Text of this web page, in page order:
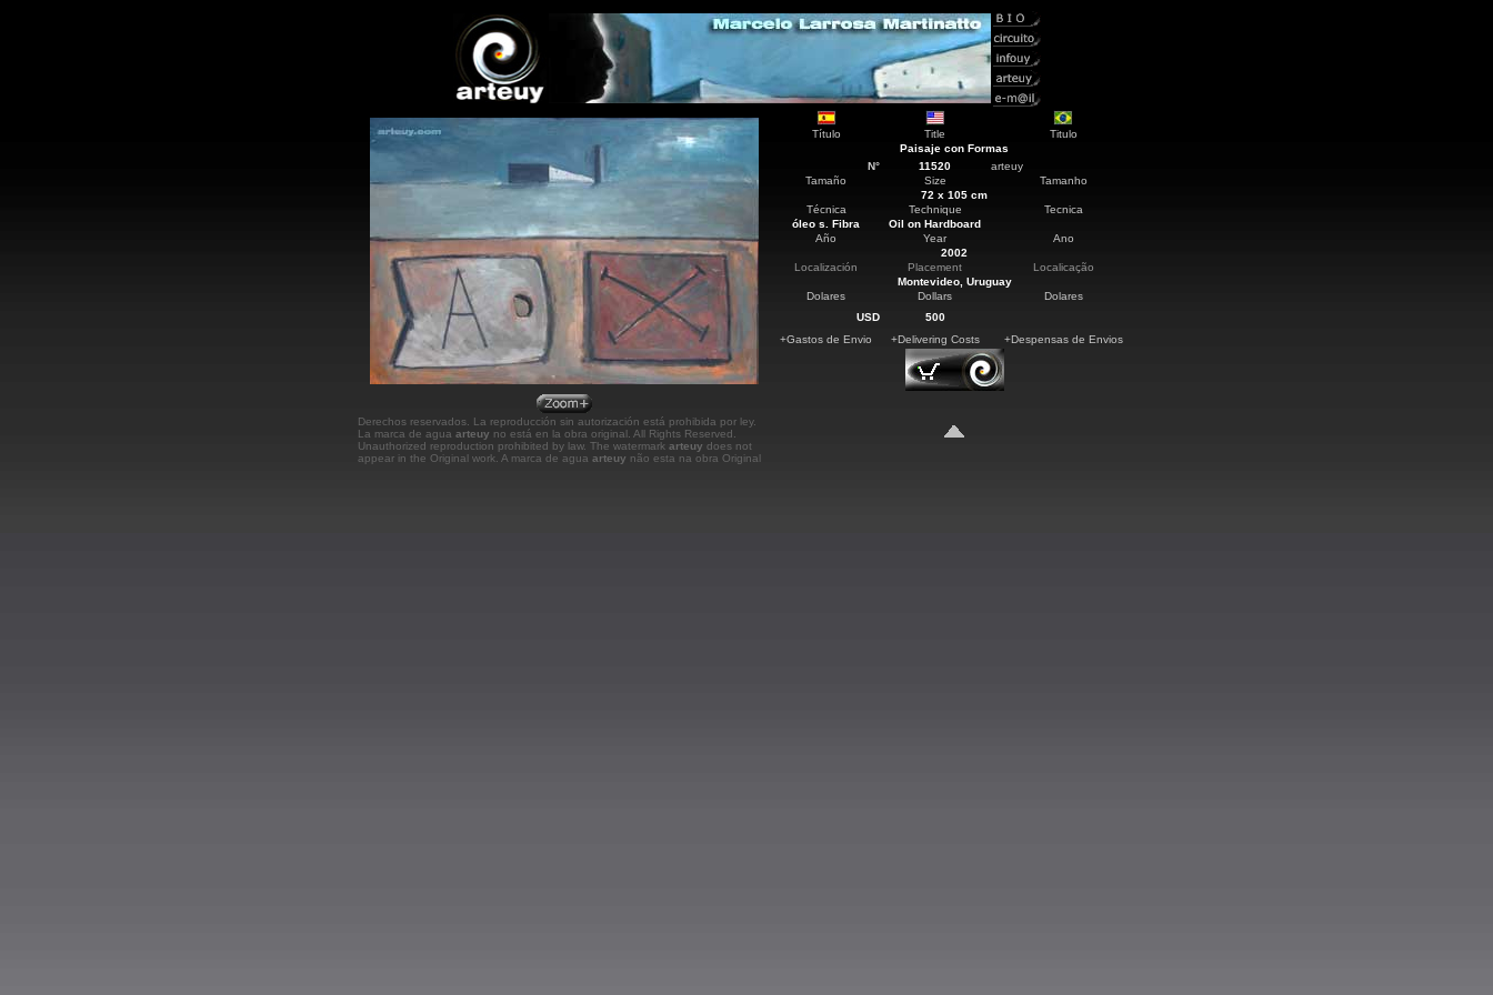
Título Title
Titulo
Paisaje con Formas
N°
11520
arteuy
Tamaño
Size
Tamanho
72 x 105 cm
Técnica
Technique
Tecnica
óleo s. Fibra
Oil on Hardboard
Año
Year
Ano
2002
Localización
Placement
Localicação
Montevideo, Uruguay
Dolares
Dollars
Dolares
USD
500
+Gastos de Envio
+Delivering Costs +Despensas de Envios
Derechos reservados. La reproducción sin autorización está prohibida por ley.
La marca de agua arteuy no está en la obra original. All Rights Reserved.
Unauthorized reproduction prohibited by law. The watermark arteuy does not
appear in the Original work. A marca de agua arteuy não esta na obra Original